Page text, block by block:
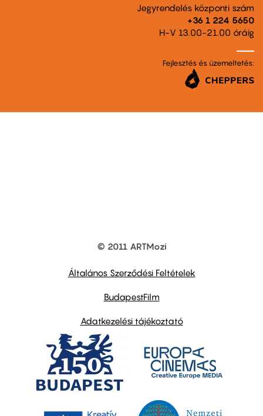
Jegyrendelés központi szám
+36 1 224 5650
H-V 13.00-21.00 óráig
Fejlesztés és üzemeltetés:
© 2011 ARTMozi
Általános Szerződési Feltételek
BudapestFilm
Adatkezelési tájékoztató